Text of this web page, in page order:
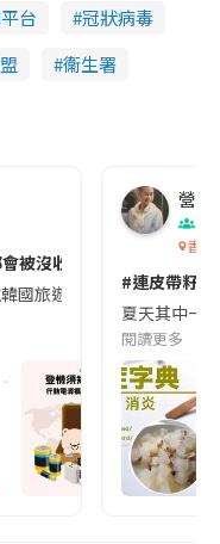
台
冠狀病毒
衞生署
被沒收😱出發前切記檢查
韓國旅遊的民眾，近期要
營養
香港
#連皮帶籽
夏天其中一
閱讀更多